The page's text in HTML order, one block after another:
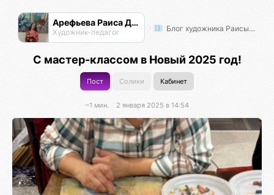
Арефьева Раиса Дмитриевна
Художник-педагог Блог художника Раисы Арефьевой
С мастер-классом в Новый 2025 год!
Пост Солики Кабинет
~1 мин. 2 января 2025 в 14:54